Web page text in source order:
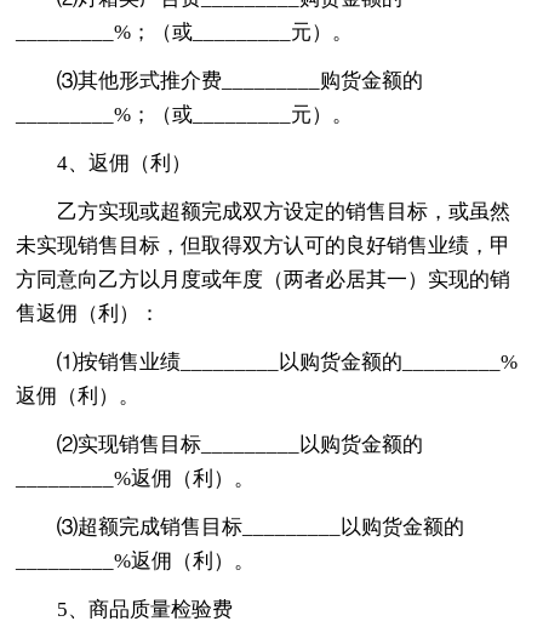
_________%；（或_________元）。
⑶其他形式推介费_________购货金额的
_________%；（或_________元）。
4、返佣（利）
乙方实现或超额完成双方设定的销售目标，或虽然
未实现销售目标，但取得双方认可的良好销售业绩，甲
方同意向乙方以月度或年度（两者必居其一）实现的销
售返佣（利）：
⑴按销售业绩_________以购货金额的_________%
返佣（利）。
⑵实现销售目标_________以购货金额的
_________%返佣（利）。
⑶超额完成销售目标_________以购货金额的
_________%返佣（利）。
5、商品质量检验费